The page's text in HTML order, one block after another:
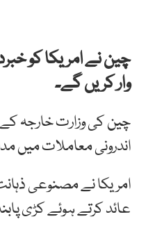
چیننےامریکاکو
وارکریںگے۔
چینکیوزارتخارجہ
اندرونیمعاملاتمیں
امریکانےمصنوعی
عائدکرتےہوئےکڑی